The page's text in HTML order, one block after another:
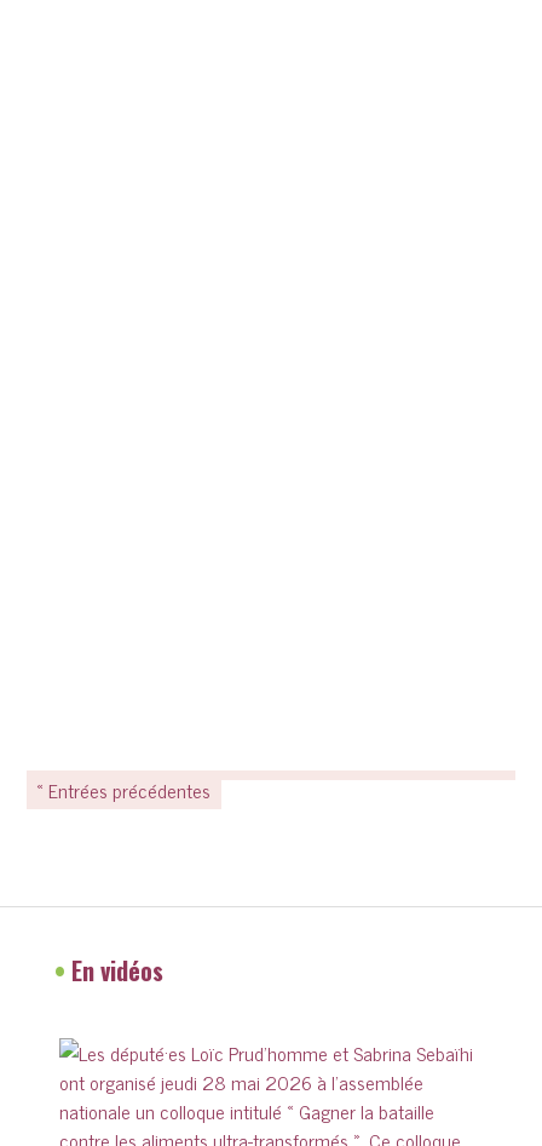
« Entrées précédentes
• En vidéos